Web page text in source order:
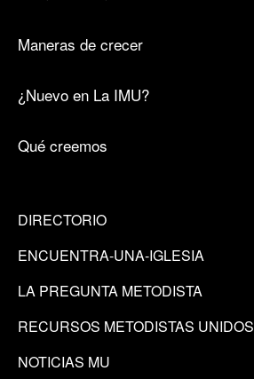
Maneras de crecer
¿Nuevo en La IMU?
Qué creemos
DIRECTORIO
ENCUENTRA-UNA-IGLESIA
LA PREGUNTA METODISTA
RECURSOS METODISTAS UNIDOS
NOTICIAS MU